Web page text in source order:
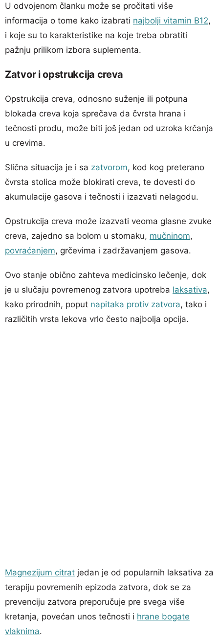
U odvojenom članku može se pročitati više
informacija o tome kako izabrati najbolji vitamin B12,
i koje su to karakteristike na koje treba obratiti
pažnju prilikom izbora suplementa.
Zatvor i opstrukcija creva
Opstrukcija creva, odnosno suženje ili potpuna
blokada creva koja sprečava da čvrsta hrana i
tečnosti prođu, može biti još jedan od uzroka krčanja
u crevima.
Slična situacija je i sa zatvorom, kod kog preterano
čvrsta stolica može blokirati creva, te dovesti do
akumulacije gasova i tečnosti i izazvati nelagodu.
Opstrukcija creva može izazvati veoma glasne zvuke
creva, zajedno sa bolom u stomaku, mučninom,
povraćanjem, grčevima i zadržavanjem gasova.
Ovo stanje obično zahteva medicinsko lečenje, dok
je u slučaju povremenog zatvora upotreba laksativa,
kako prirodnih, poput napitaka protiv zatvora, tako i
različitih vrsta lekova vrlo često najbolja opcija.
Magnezijum citrat jedan je od popularnih laksativa za
terapiju povremenih epizoda zatvora, dok se za
prevenciju zatvora preporučuje pre svega više
kretanja, povećan unos tečnosti i hrane bogate
vlaknima.